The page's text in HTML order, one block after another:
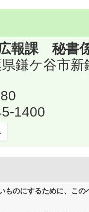
報課 秘書
鎌ケ谷市
1400
ものにするために、こ